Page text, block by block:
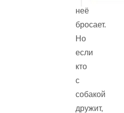
неё
бросает.
Но
если
кто
с
собакой
дружит,